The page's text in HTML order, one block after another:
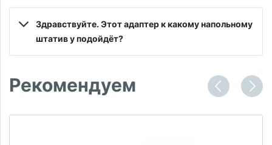
Здравствуйте. Этот адаптер к какому напольному
штатив у подойдёт?
Рекомендуем